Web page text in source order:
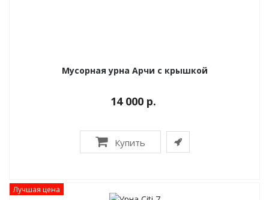
Мусорная урна Арчи с крышкой
14 000 р.
Купить
Лучшая цена